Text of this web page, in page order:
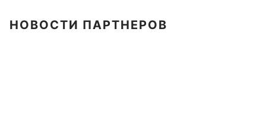
НОВОСТИ ПАРТНЕРОВ